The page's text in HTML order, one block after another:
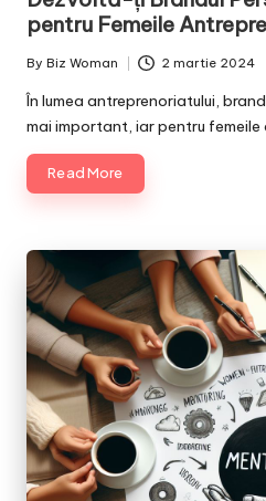
pentru Femeile
Posted
by
By Biz Woman 2 martie 2024
În lumea antreprenoriatului,
mai important, iar pentru
Read More